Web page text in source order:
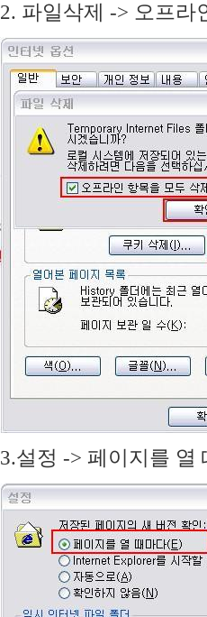
2. 파일삭제 -> 오프라
3.설정 -> 페이지를 열